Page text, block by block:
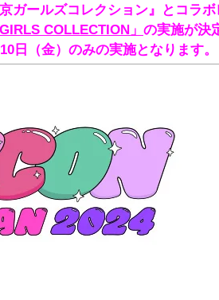
ガールズコレクション』とコラ
COLLECTION」 の実施が決
日（金）のみの実施となります。